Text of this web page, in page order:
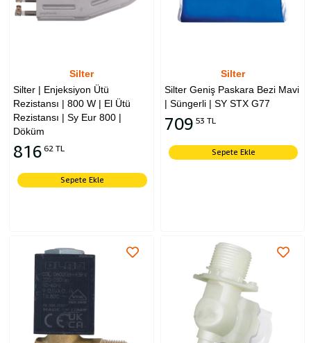
Silter
Silter | Enjeksiyon Ütü
Rezistansı | 800 W | El Ütü
Rezistansı | Sy Eur 800 |
Döküm
816 62 TL
Sepete Ekle
Silter
Silter Geniş Paskara Bezi Mavi
| Süngerli | SY STX G77
709 53 TL
Sepete Ekle